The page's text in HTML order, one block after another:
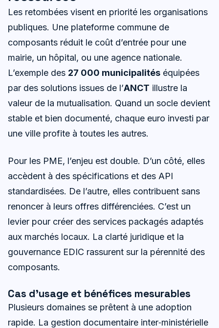
Les retombées visent en priorité les organisations
publiques. Une plateforme commune de
composants réduit le coût d’entrée pour une
mairie, un hôpital, ou une agence nationale.
L’exemple des 27 000 municipalités équipées
par des solutions issues de l’ANCT illustre la
valeur de la mutualisation. Quand un socle devient
stable et bien documenté, chaque euro investi par
une ville profite à toutes les autres.
Pour les PME, l’enjeu est double. D’un côté, elles
accèdent à des spécifications et des API
standardisées. De l’autre, elles contribuent sans
renoncer à leurs offres différenciées. C’est un
levier pour créer des services packagés adaptés
aux marchés locaux. La clarté juridique et la
gouvernance EDIC rassurent sur la pérennité des
composants.
Cas d’usage et bénéfices mesurables
Plusieurs domaines se prêtent à une adoption
rapide. La gestion documentaire inter‑ministérielle